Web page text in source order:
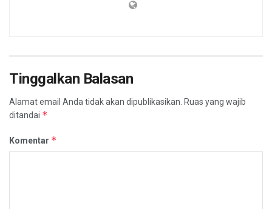
Tinggalkan Balasan
Alamat email Anda tidak akan dipublikasikan. Ruas yang wajib
ditandai *
Komentar *